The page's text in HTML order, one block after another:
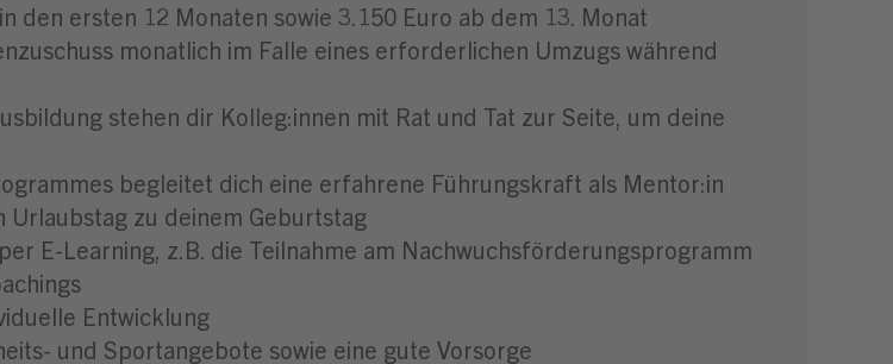
den ersten 12 Monaten sowie 3.150 Euro ab dem 13. Monat
monatlich im Falle eines erforderlichen Umzugs während
stehen dir Kolleg:innen mit Rat und Tat zur Seite, um deine
begleitet dich eine erfahrene Führungskraft als Mentor:in
Urlaubstag zu deinem Geburtstag
E-Learning, z.B. die Teilnahme am Nachwuchsförderungsprogramm
Entwicklung
und Sportangebote sowie eine gute Vorsorge